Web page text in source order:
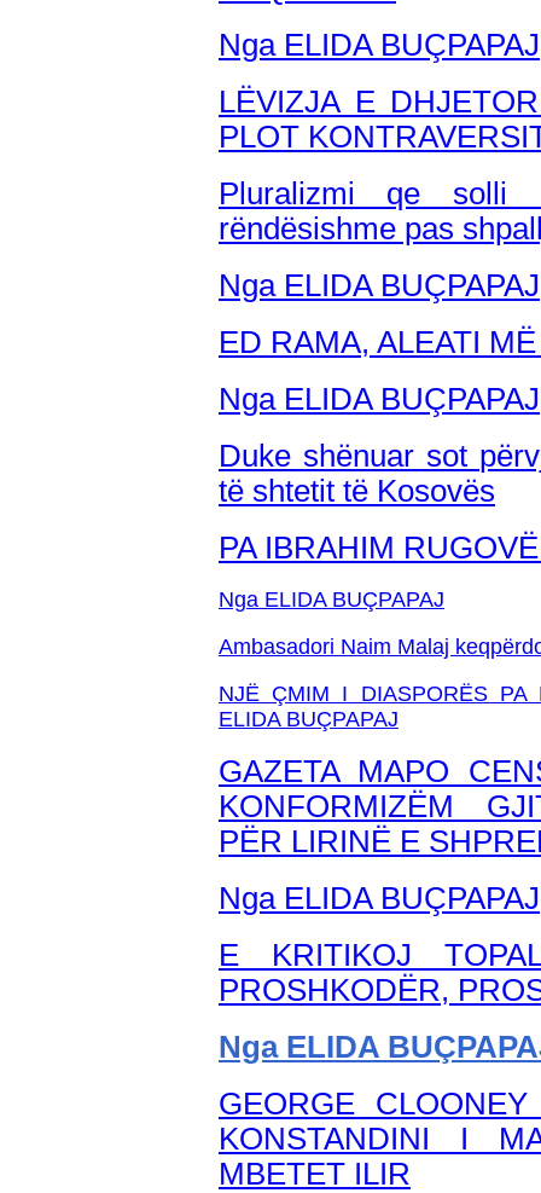
Nga ELIDA BUÇPAPAJ
LËVIZJA E
PLOT
Pluralizmi qe solli
rëndësishme pas
Nga ELIDA BUÇPAPAJ
ED RAMA, ALEATI
Nga ELIDA BUÇPAPAJ
Duke shënuar sot
të shtetit të Kosovës
PA IBRAHIM
Nga ELIDA BUÇPAPAJ
Ambasadori Naim Malaj
NJË ÇMIM I DIASPORËS PA
ELIDA BUÇPAPAJ
GAZETA MAPO
KONFORMIZËM
PËR LIRINË E
Nga ELIDA BUÇPAPAJ
E KRITIKOJ
PROSHKODËR,
Nga ELIDA
GEORGE
KONSTANDINI I
MBETET ILIR